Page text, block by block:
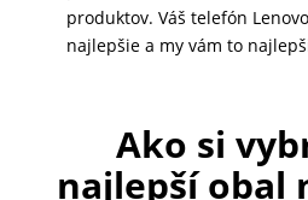
produktov. Váš telefón
najlepšie a my vám to
Ako si
najlepší obal